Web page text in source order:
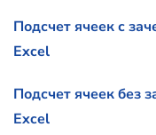
Подсчет ячеек с
Excel
Подсчет ячеек без
Excel